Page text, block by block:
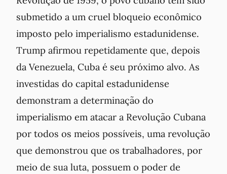
submetido a um cruel bloqueio econômico
imposto pelo imperialismo estadunidense.
Trump afirmou repetidamente que, depois
da Venezuela, Cuba é seu próximo alvo. As
investidas do capital estadunidense
demonstram a determinação do
imperialismo em atacar a Revolução Cubana
por todos os meios possíveis, uma revolução
que demonstrou que os trabalhadores, por
meio de sua luta, possuem o poder de